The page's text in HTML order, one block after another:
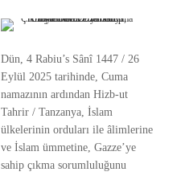
Dün, 4 Rabiu’s Sânî 1447 / 26
Eylül 2025 tarihinde, Cuma
namazının ardından Hizb-ut
Tahrir / Tanzanya, İslam
ülkelerinin orduları ile âlimlerine
ve İslam ümmetine, Gazze’ye
sahip çıkma sorumluluğunu